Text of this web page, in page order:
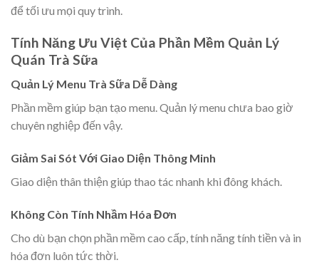
để tối ưu mọi quy trình.
Tính Năng Ưu Việt Của Phần Mềm Quản Lý
Quán Trà Sữa
Quản Lý Menu Trà Sữa Dễ Dàng
Phần mềm giúp bạn tạo menu. Quản lý menu chưa bao giờ
chuyên nghiệp đến vậy.
Giảm Sai Sót Với Giao Diện Thông Minh
Giao diện thân thiện giúp thao tác nhanh khi đông khách.
Không Còn Tính Nhầm Hóa Đơn
Cho dù bạn chọn phần mềm cao cấp, tính năng tính tiền và in
hóa đơn luôn tức thời.